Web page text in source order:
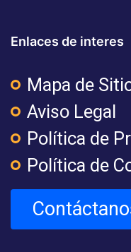
Enlaces de interes
Mapa de
Aviso Legal
Política de
Política de